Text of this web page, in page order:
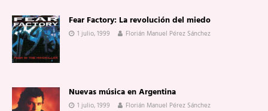
Fear Factory: La revolución del miedo
1 julio, 1999 Florián Manuel Pérez Sánchez
Nuevas música en Argentina
1 julio, 1999 Florián Manuel Pérez Sánchez